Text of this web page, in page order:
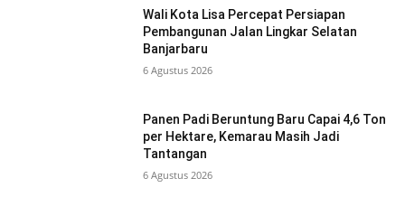
Wali Kota Lisa Percepat Persiapan
Pembangunan Jalan Lingkar Selatan
Banjarbaru
6 Agustus 2026
Panen Padi Beruntung Baru Capai 4,6 Ton
per Hektare, Kemarau Masih Jadi
Tantangan
6 Agustus 2026